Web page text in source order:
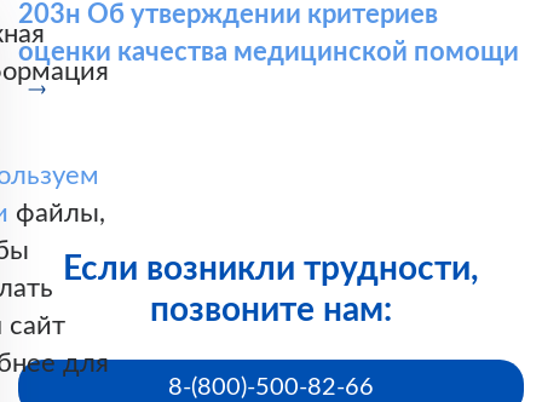
203н Об утверждении критериев
оценки качества медицинской помощи
Если возникли трудности,
позвоните нам:
8-(800)-500-82-66
файлы,
для